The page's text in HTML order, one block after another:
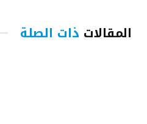
المقالات ذات الصلة